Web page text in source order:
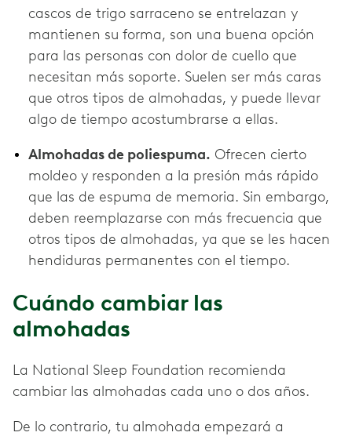
cascos de trigo sarraceno se entrelazan y
mantienen su forma, son una buena opción
para las personas con dolor de cuello que
necesitan más soporte. Suelen ser más caras
que otros tipos de almohadas, y puede llevar
algo de tiempo acostumbrarse a ellas.
Almohadas de poliespuma. Ofrecen cierto
moldeo y responden a la presión más rápido
que las de espuma de memoria. Sin embargo,
deben reemplazarse con más frecuencia que
otros tipos de almohadas, ya que se les hacen
hendiduras permanentes con el tiempo.
Cuándo cambiar las
almohadas
La National Sleep Foundation recomienda
cambiar las almohadas cada uno o dos años.
De lo contrario, tu almohada empezará a